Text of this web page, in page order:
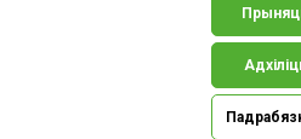
©2026. ЗАСТ
Беларусь, г. Мінск, вул.